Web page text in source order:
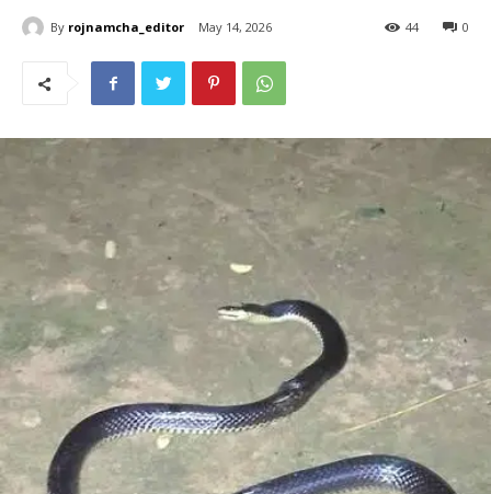
By rojnamcha_editor May 14, 2026 0
44